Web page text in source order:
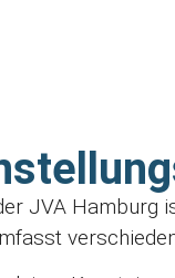
JVA Hamburg